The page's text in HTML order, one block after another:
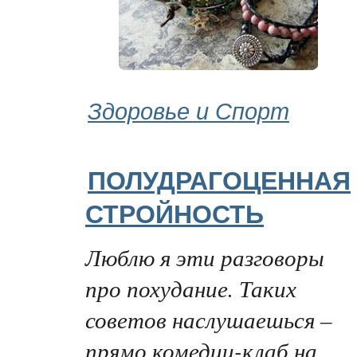
Здоровье и Спорт
ПОЛУДРАГОЦЕННАЯ
СТРОЙНОСТЬ
Люблю я эти разговоры
про похудание. Таких
советов наслушаешься –
прямо комедии-клаб на